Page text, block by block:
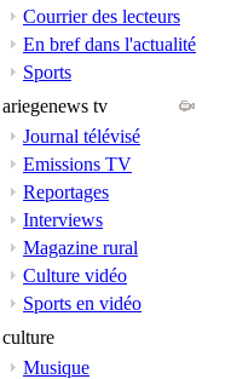
Courrier des lecteurs
En bref dans l'actualité
Sports
ariegenews tv
Journal télévisé
Emissions TV
Reportages
Interviews
Magazine rural
Culture vidéo
Sports en vidéo
culture
Musique